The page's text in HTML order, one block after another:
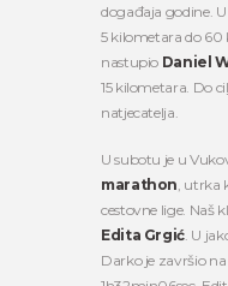
događaja godine.
5 kilometara do 60
nastupio Daniel
15 kilometara. Do
natjecatelja.
U subotu je u
marathon , utrka
cestovne lige. Naš
Edita Grgić . U
Darko je završio